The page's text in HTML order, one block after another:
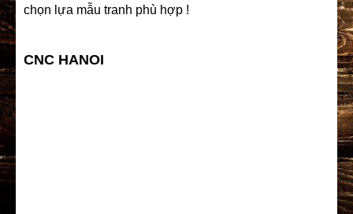
chọn lựa mẫu tranh phù hợp !
CNC HANOI